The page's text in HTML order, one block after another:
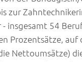
zur
insgesamt 54
Prozentsätze, auf
Nettoumsätze)